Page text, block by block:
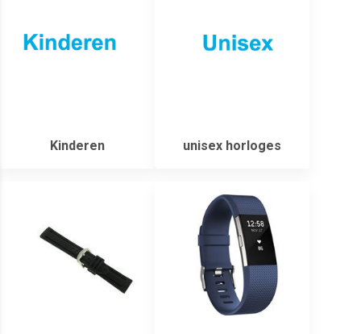
Kinderen unisex horloges